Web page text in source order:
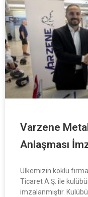
Varzene
Anlaşması
Ülkemizin köklü
Ticaret A.Ş. ile
imzalanmıştır.